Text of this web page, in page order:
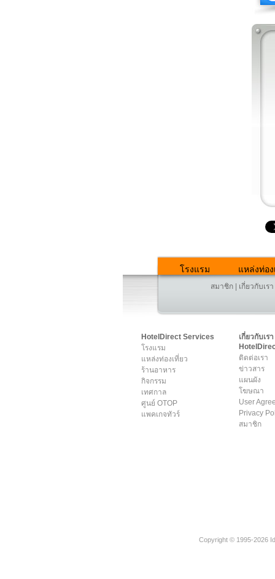
โรงแรม แหล่งท่อง
สมาชิก เกี่ยวกับเรา
HotelDirect Services
โรงแรม
แหล่งท่องเที่ยว
ร้านอาหาร
กิจกรรม
เทศกาล
ศูนย์ OTOP
แพคเกจทัวร์
เกี่ยวกับเรา
ติดต่อเรา
ข่าวสาร
แผนผัง
โฆษณา
User
Privacy
สมาชิก
Copyright © 1995-2026